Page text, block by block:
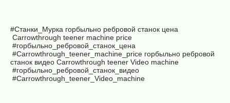
#Станки_Мурка горбыльно ребровой станок цена
Carrowthrough teener machine price
#горбыльно_ребровой_станок_цена
#Carrowthrough_teener_machine_price горбыльно ребровой
станок видео Carrowthrough teener Video machine
#горбыльно_ребровой_станок_видео
#Carrowthrough_teener_Video_machine